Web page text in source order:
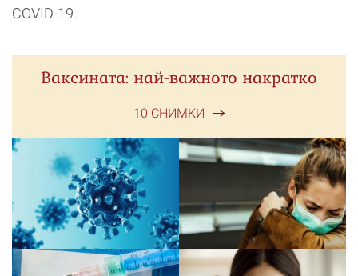
COVID-19.
Ваксината: най-важното накратко
10 СНИМКИ